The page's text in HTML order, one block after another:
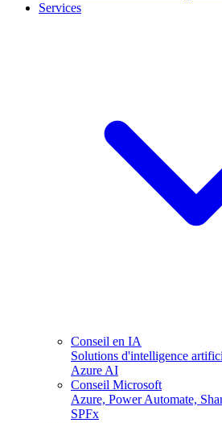
Services
Conseil en IA
Solutions d'intelligence
Azure AI
Conseil Microsoft
Azure, Power Automate,
SPFx